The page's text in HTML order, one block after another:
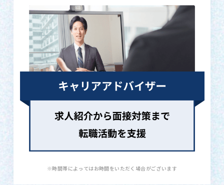
※時間帯によってはお時間をいただく場合がございます